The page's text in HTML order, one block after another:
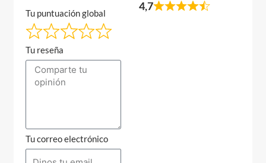
Tu puntuación global
Tu reseña
Tu correo electrónico
4,7